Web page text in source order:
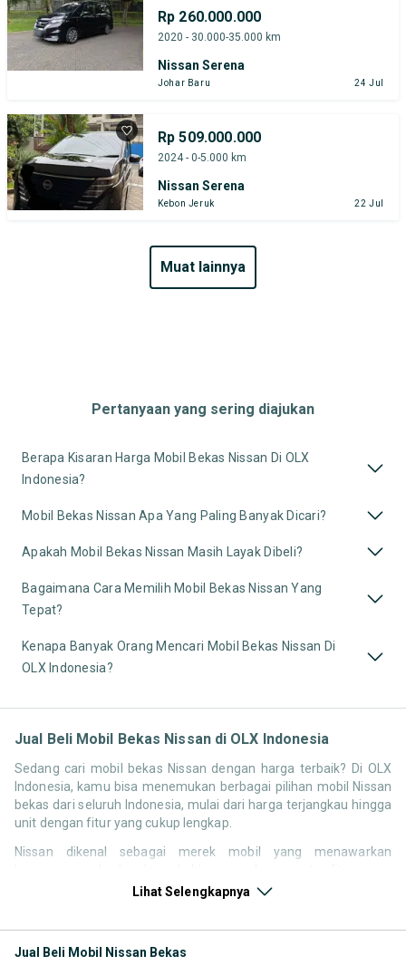
Rp 260.000.000
2020 - 30.000-35.000 km
Nissan Serena
Johar Baru 24 Jul
Rp 509.000.000
2024 - 0-5.000 km
Nissan Serena
Kebon Jeruk 22 Jul
muat lainnya
Pertanyaan yang sering diajukan
Berapa Kisaran Harga Mobil Bekas Nissan Di OLX
Indonesia?
Mobil Bekas Nissan Apa Yang Paling Banyak Dicari?
Apakah Mobil Bekas Nissan Masih Layak Dibeli?
Bagaimana Cara Memilih Mobil Bekas Nissan Yang
Tepat?
Kenapa Banyak Orang Mencari Mobil Bekas Nissan Di
OLX Indonesia?
Jual Beli Mobil Bekas Nissan di OLX Indonesia
Sedang cari mobil bekas Nissan dengan harga terbaik? Di OLX
Indonesia, kamu bisa menemukan berbagai pilihan mobil Nissan
bekas dari seluruh Indonesia, mulai dari harga terjangkau hingga
unit dengan fitur yang cukup lengkap.
Nissan dikenal sebagai merek mobil yang menawarkan
kompetitif di kelasnya. Hal ini membuat pencarian seperti mobil
Melalui halaman ini, kamu bisa langsung membandingkan
Lihat Selengkapnya
Jual Beli Mobil Nissan Bekas